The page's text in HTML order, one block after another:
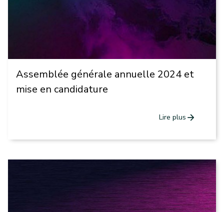
Assemblée générale annuelle 2024 et
mise en candidature
Lire plus arrow_forward